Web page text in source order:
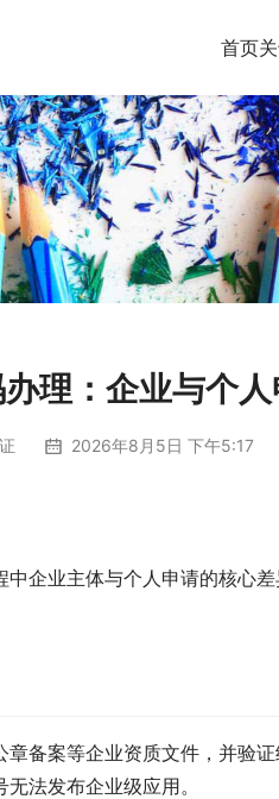
首页
理：企业与个
2026年8月5日 下午5:17
企业主体与个人申请的核心
备案等企业资质文件，并验
法发布企业级应用。